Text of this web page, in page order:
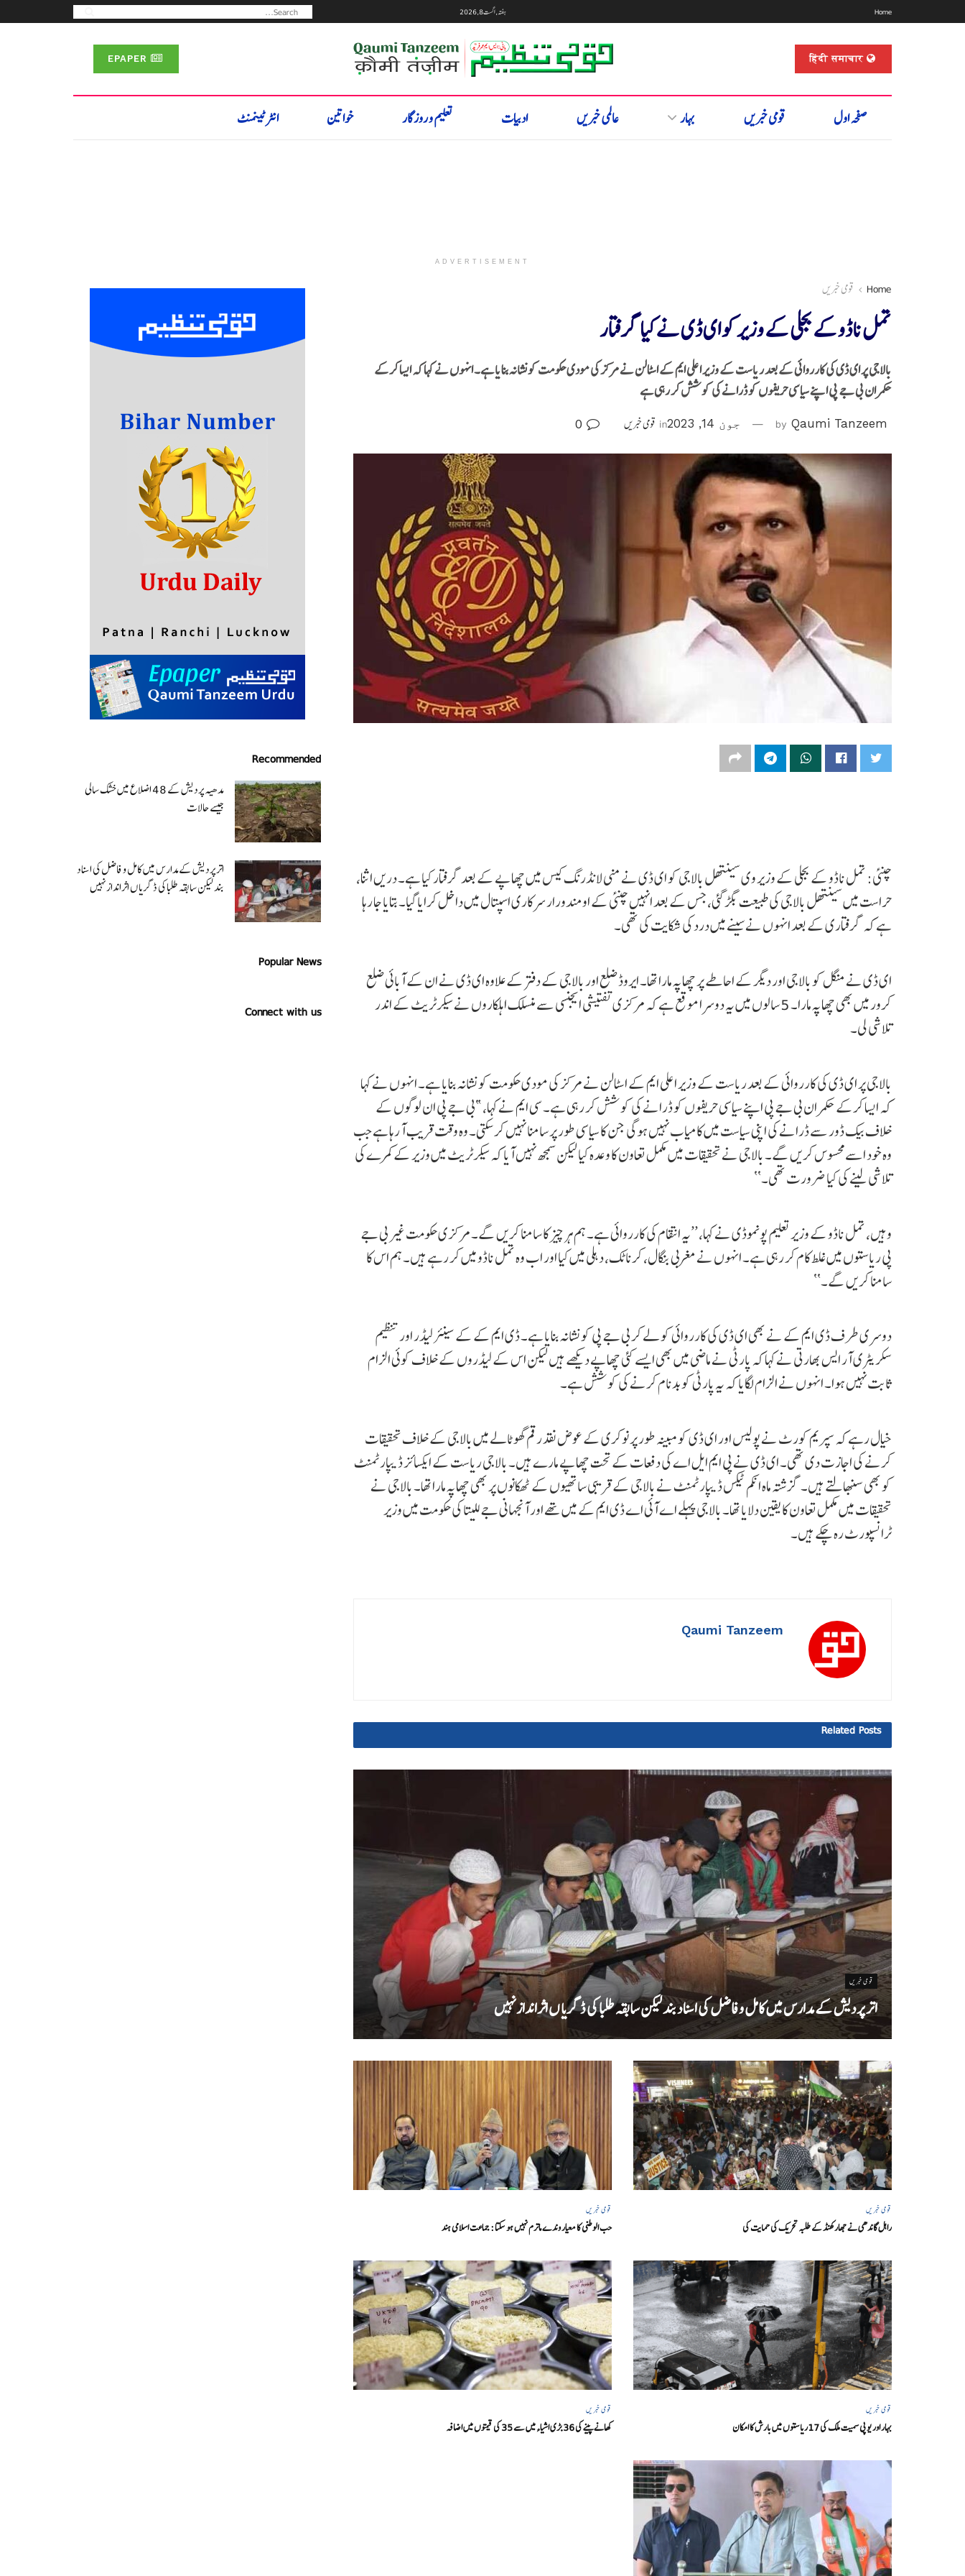
Home ہفتہ, اگست 8, 2026
हिंदी समाचार
صفحہ اول قومی خبریں بہار عالمی خبریں ادبیات تعلیم و روزگار خواتین انٹرٹینمنٹ
ADVERTISEMENT
Home قومی خبریں
تمل ناڈو کے بجلی کے وزیر کو ای ڈی نے کیا گرفتار
بالاجی پر ای ڈی کی کارروائی کے بعد ریاست کے وزیر اعلی ایم کے اسٹالن نے مرکز کی مودی حکومت کو نشانہ بنایا ہے۔ انہوں نے کہا کہ ایسا کرکے
حکمران بی جے پی اپنے سیاسی حریفوں کو ڈرانے کی کوشش کر رہی ہے
by Qaumi Tanzeem جون 14, 2023 in قومی خبریں
چنئی: تمل ناڈو کے بجلی کے وزیر وی سینتھل بالاجی کو ای ڈی نے منی لانڈرنگ کیس میں چھاپے کے بعد گرفتار کیا ہے۔ دریں اثنا،
حراست میں سینتھل بالاجی کی طبیعت بگڑ گئی، جس کے بعد انہیں چنئی کے اومندورار سرکاری اسپتال میں داخل کرایا گیا۔ بتایا جا رہا
ہے کہ گرفتاری کے بعد انہوں نے سینے میں درد کی شکایت کی تھی۔
ای ڈی نے منگل کو بالاجی اور دیگر کے احاطے پر چھاپہ مارا تھا۔ ایروڈ ضلع اور بالاجی کے دفتر کے علاوہ ای ڈی نے ان کے آبائی ضلع
کرور میں بھی چھاپہ مارا۔ 5 سالوں میں یہ دوسرا موقع ہے کہ مرکزی تفتیشی ایجنسی سے منسلک اہلکاروں نے سیکرٹریٹ کے اندر
تلاشی لی۔
بالاجی پر ای ڈی کی کارروائی کے بعد ریاست کے وزیر اعلی ایم کے اسٹالن نے مرکز کی مودی حکومت کو نشانہ بنایا ہے۔ انہوں نے کہا
کہ ایسا کرکے حکمران بی جے پی اپنے سیاسی حریفوں کو ڈرانے کی کوشش کر رہی ہے۔ سی ایم نے کہا، ”بی جے پی ان لوگوں کے
خلاف بیک ڈور سے ڈرانے کی اپنی سیاست میں کامیاب نہیں ہوگی جن کا سیاسی طور پر سامنا نہیں کر سکتی۔ وہ وقت قریب آ رہا ہے جب
وہ خود اسے محسوس کریں گے۔ بالاجی نے تحقیقات میں مکمل تعاون کا وعدہ کیا لیکن سمجھ نہیں آیا کہ سیکرٹریٹ میں وزیر کے کمرے کی
تلاشی لینے کی کیا ضرورت تھی۔‘‘
وہیں، تمل ناڈو کے وزیر تعلیم پونموڈی نے کہا، ’’یہ انتقام کی کارروائی ہے۔ ہم ہر چیز کا سامنا کریں گے۔ مرکزی حکومت غیر بی جے
پی ریاستوں میں غلط کام کر رہی ہے۔ انہوں نے مغربی بنگال، کرناٹک، دہلی میں کیا اور اب وہ تمل ناڈو میں کر رہے ہیں۔ ہم اس کا
سامنا کریں گے۔‘‘
دوسری طرف ڈی ایم کے نے بھی ای ڈی کی کارروائی کو لے کر بی جے پی کو نشانہ بنایا ہے۔ ڈی ایم کے کے سینئر لیڈر اور تنظیم
سکریٹری آر ایس بھارتی نے کہا کہ پارٹی نے ماضی میں بھی ایسے کئی چھاپے دیکھے ہیں لیکن اس کے لیڈروں کے خلاف کوئی الزام
ثابت نہیں ہوا۔ انہوں نے الزام لگایا کہ یہ پارٹی کو بدنام کرنے کی کوشش ہے۔
خیال رہے کہ سپریم کورٹ نے پولیس اور ای ڈی کو مبینہ طور پر نوکری کے عوض نقد رقم گھوٹالے میں بالاجی کے خلاف تحقیقات
کرنے کی اجازت دی تھی۔ ای ڈی نے پی ایم ایل اے کی دفعات کے تحت چھاپے مارے ہیں۔ بالاجی ریاست کے ایکسائز ڈیپارٹمنٹ
کو بھی سنبھالتے ہیں۔ گزشتہ ماہ انکم ٹیکس ڈیپارٹمنٹ نے بالاجی کے قریبی ساتھیوں کے ٹھکانوں پر بھی چھاپہ مارا تھا۔ بالاجی نے
تحقیقات میں مکمل تعاون کا یقین دلایا تھا۔ بالاجی پہلے اے آئی اے ڈی ایم کے میں تھے اور آنجہانی جے للیتا کی حکومت میں وزیر
ٹرانسپورٹ رہ چکے ہیں۔
Qaumi Tanzeem
Related Posts
قومی خبریں
اتر پردیش کےمدارس میں کامل و فاضل کی اسناد بند لیکن سابقہ طلبا کی ڈگریا ں اثرانداز نہیں
قومی خبریں
راہل گاندھی نے جھارکھنڈ کے طلبہ تحریک کی حمایت کی
قومی خبریں
حب الوطنی کا معیار وندے ماترم نہیں ہو سکتا : جماعت اسلامی ہند
قومی خبریں
بہار اور یو پی سمیت ملک کی 17ریاستوں میں بارش کا امکان
قومی خبریں
کھانے پینے کی 36 بڑی اشیاء میں سے 35 کی قیمتوں میں اضافہ
Recommended
مدھیہ پردیش کے 48 اضلاع میں خشک سالی
جیسے حالات
اتر پردیش کےمدارس میں کامل و فاضل کی اسناد
بند لیکن سابقہ طلبا کی ڈگریا ں اثرانداز نہیں
Popular News
Connect with us